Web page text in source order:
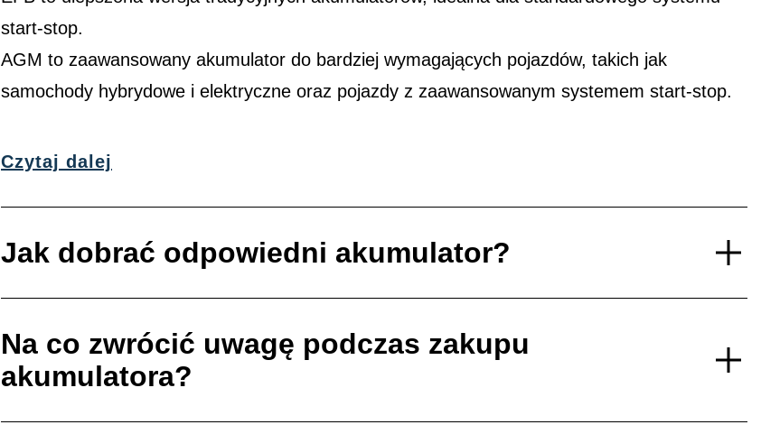
start-stop.
AGM to zaawansowany akumulator do bardziej wymagających pojazdów, takich jak
samochody hybrydowe i elektryczne oraz pojazdy z zaawansowanym systemem start-stop.
Czytaj dalej
Jak dobrać odpowiedni akumulator?
Na co zwrócić uwagę podczas zakupu
akumulatora?